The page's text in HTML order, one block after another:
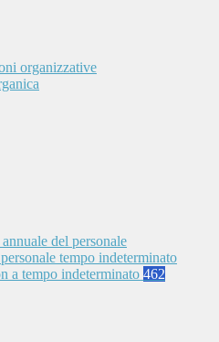
organizzative
del personale
tempo indeterminato
a tempo indeterminato 462